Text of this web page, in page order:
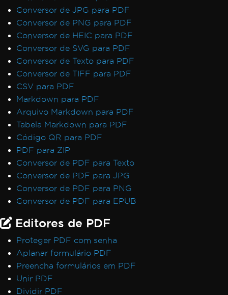
Conversor de JPG para PDF
Conversor de PNG para PDF
Conversor de HEIC para PDF
Conversor de SVG para PDF
Conversor de Texto para PDF
Conversor de TIFF para PDF
CSV para PDF
Markdown para PDF
Arquivo Markdown para PDF
Tabela Markdown para PDF
Código QR para PDF
PDF para ZIP
Conversor de PDF para Texto
Conversor de PDF para JPG
Conversor de PDF para PNG
Conversor de PDF para EPUB
Editores de PDF
Proteger PDF com senha
Aplanar formulário PDF
Preencha formulários em PDF
Unir PDF
Dividir PDF